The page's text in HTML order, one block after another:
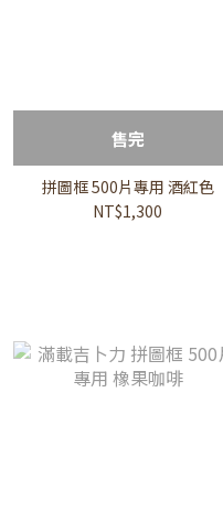
售完
拼圖框 500片專用 酒紅色
NT$1,300